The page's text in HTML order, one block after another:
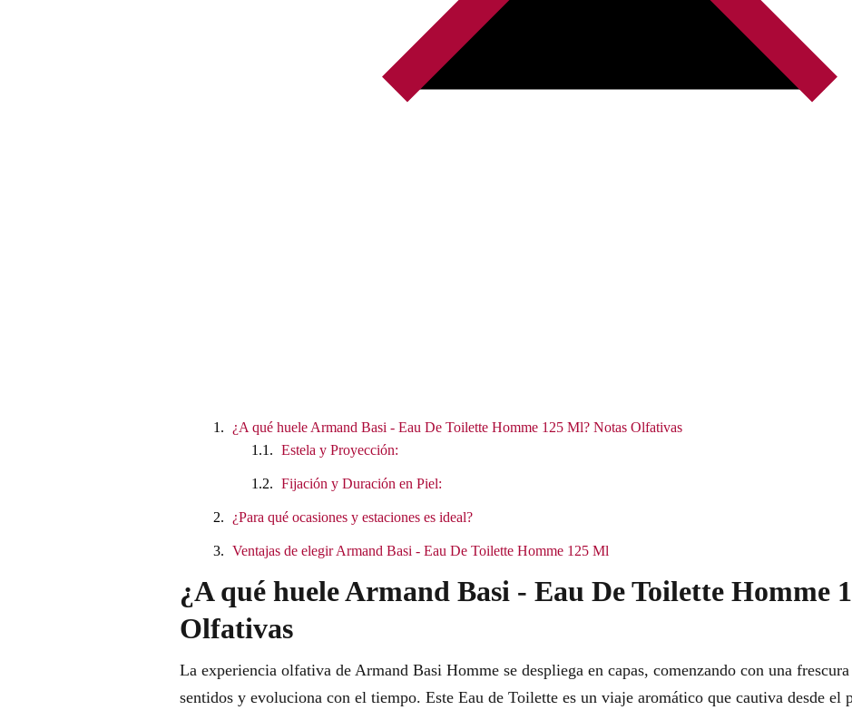
¿A qué huele Armand Basi - Eau De Toilette Homme 125 Ml? Notas Olfativas
Estela y Proyección:
Fijación y Duración en Piel:
¿Para qué ocasiones y estaciones es ideal?
Ventajas de elegir Armand Basi - Eau De Toilette Homme 125 Ml
¿A qué huele Armand Basi - Eau De Toilette Homme
Olfativas
La experiencia olfativa de Armand Basi Homme se despliega en capas, comenzando con una
sentidos y evoluciona con el tiempo. Este Eau de Toilette es un viaje aromático que cautiva desde el